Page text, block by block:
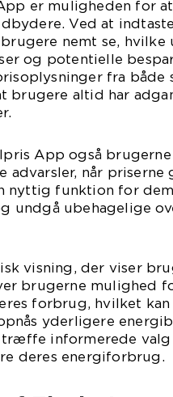
er muligheden for at
Ved at
nemt se, hvilke
og potentielle
fra både
brugere altid har
App også
når priserne
nyttig funktion for
undgå ubehagelige
visning, der viser
brugerne mulighed
forbrug, hvilket
yderligere
træffe informerede
deres energiforbrug.